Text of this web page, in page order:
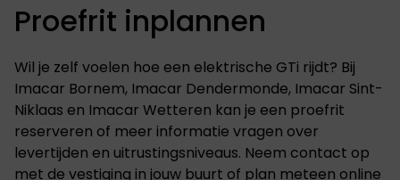
Proefrit inplannen
Wil je zelf voelen hoe een elektrische GTi rijdt? Bij
Imacar Bornem, Imacar Dendermonde, Imacar Sint-
Niklaas en Imacar Wetteren kan je een proefrit
reserveren of meer informatie vragen over
levertijden en uitrustingsniveaus. Neem contact op
met de vestiging in jouw buurt of plan meteen online